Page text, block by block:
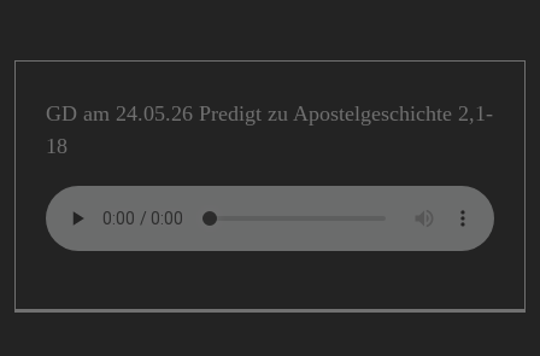
GD am 24.05.26 Predigt zu Apostelgeschichte 2,1-
18